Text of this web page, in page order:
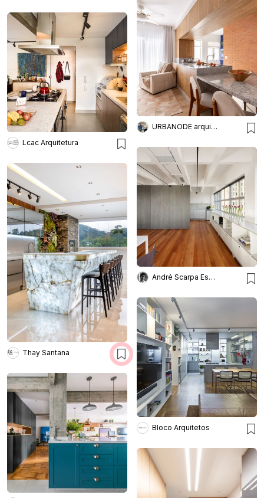
URBANODE arquitetura
Lcac Arquitetura
André Scarpa Escritório Arq.
Thay Santana
Bloco Arquitetos